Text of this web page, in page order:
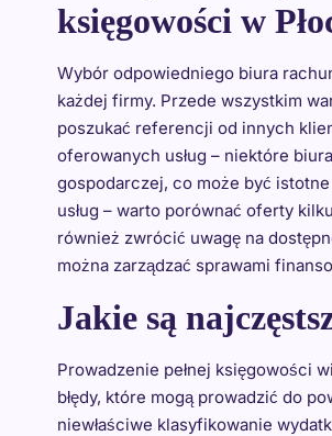
księgowości w
Wybór odpowiedniego biura
każdej firmy. Przede wszystkim
poszukać referencji od innych
oferowanych usług – niektóre
gospodarczej, co może być
usług – warto porównać oferty
również zwrócić uwagę na
można zarządzać sprawami
Jakie są
Prowadzenie pełnej księgowości
błędy, które mogą prowadzić do
niewłaściwe klasyfikowanie